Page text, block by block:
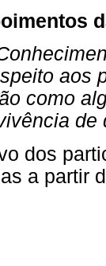
aos
como
dos
a partir